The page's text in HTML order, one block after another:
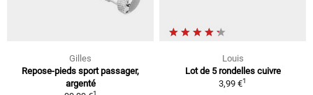
Gilles
Repose-pieds sport passager,
argenté
1
Louis
Lot de 5 rondelles cuivre
3,99 €1